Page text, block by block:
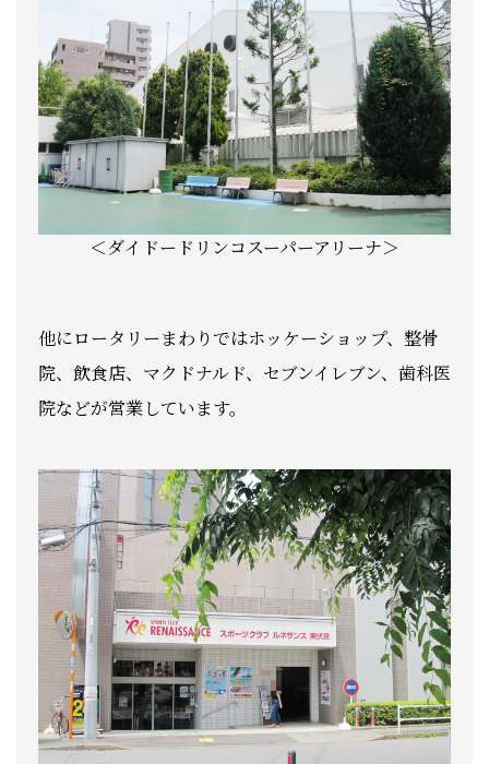
＜ダイドードリンコスーパーアリーナ＞
他にロータリーまわりではホッケーショップ、整骨
院、飲食店、マクドナルド、セブンイレブン、歯科医
院などが営業しています。